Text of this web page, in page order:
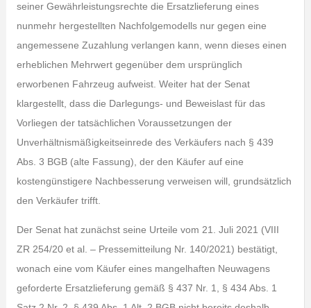
seiner Gewährleistungsrechte die Ersatzlieferung eines
nunmehr hergestellten Nachfolgemodells nur gegen eine
angemessene Zuzahlung verlangen kann, wenn dieses einen
erheblichen Mehrwert gegenüber dem ursprünglich
erworbenen Fahrzeug aufweist. Weiter hat der Senat
klargestellt, dass die Darlegungs- und Beweislast für das
Vorliegen der tatsächlichen Voraussetzungen der
Unverhältnismäßigkeitseinrede des Verkäufers nach § 439
Abs. 3 BGB (alte Fassung), der den Käufer auf eine
kostengünstigere Nachbesserung verweisen will, grundsätzlich
den Verkäufer trifft.
Der Senat hat zunächst seine Urteile vom 21. Juli 2021 (VIII
ZR 254/20 et al. – Pressemitteilung Nr. 140/2021) bestätigt,
wonach eine vom Käufer eines mangelhaften Neuwagens
geforderte Ersatzlieferung gemäß § 437 Nr. 1, § 434 Abs. 1